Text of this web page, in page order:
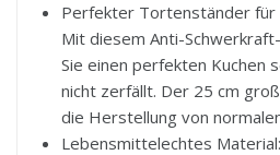
Perfekter Tortenständer für
Mit diesem Anti-
Sie einen perfekten Kuchen
nicht zerfällt. Der 25 cm
die Herstellung von
Lebensmittelechtes